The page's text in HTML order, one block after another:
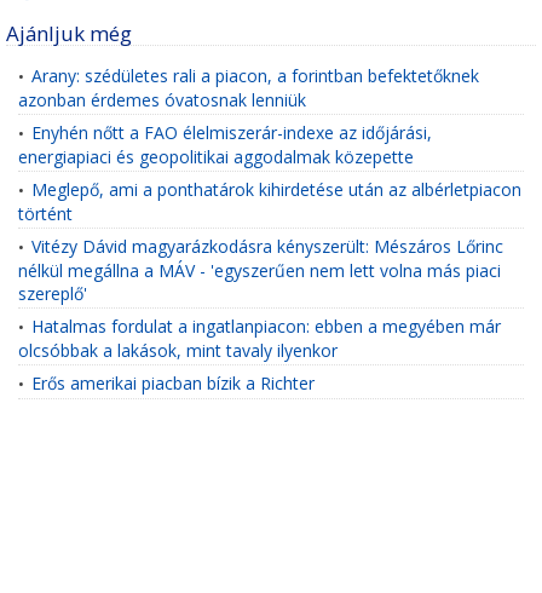
Ajánljuk még
• Arany: szédületes rali a piacon, a forintban befektetőknek
azonban érdemes óvatosnak lenniük
• Enyhén nőtt a FAO élelmiszerár-indexe az időjárási,
energiapiaci és geopolitikai aggodalmak közepette
• Meglepő, ami a ponthatárok kihirdetése után az albérletpiacon
történt
• Vitézy Dávid magyarázkodásra kényszerült: Mészáros Lőrinc
nélkül megállna a MÁV - 'egyszerűen nem lett volna más piaci
szereplő'
• Hatalmas fordulat a ingatlanpiacon: ebben a megyében már
olcsóbbak a lakások, mint tavaly ilyenkor
• Erős amerikai piacban bízik a Richter